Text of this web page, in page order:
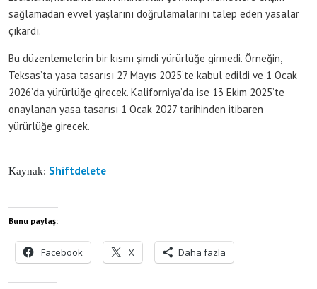
sağlamadan evvel yaşlarını doğrulamalarını talep eden yasalar
çıkardı.
Bu düzenlemelerin bir kısmı şimdi yürürlüğe girmedi. Örneğin,
Teksas’ta yasa tasarısı 27 Mayıs 2025’te kabul edildi ve 1 Ocak
2026’da yürürlüğe girecek. Kaliforniya’da ise 13 Ekim 2025’te
onaylanan yasa tasarısı 1 Ocak 2027 tarihinden itibaren
yürürlüğe girecek.
Kaynak: Shiftdelete
Bunu paylaş:
Facebook X Daha fazla